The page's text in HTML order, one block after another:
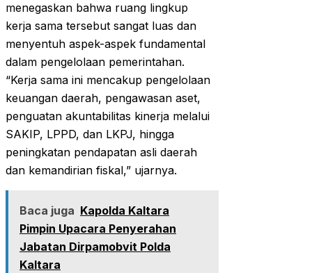
menegaskan bahwa ruang lingkup
kerja sama tersebut sangat luas dan
menyentuh aspek-aspek fundamental
dalam pengelolaan pemerintahan.
“Kerja sama ini mencakup pengelolaan
keuangan daerah, pengawasan aset,
penguatan akuntabilitas kinerja melalui
SAKIP, LPPD, dan LKPJ, hingga
peningkatan pendapatan asli daerah
dan kemandirian fiskal,” ujarnya.
Baca juga Kapolda Kaltara
Pimpin Upacara Penyerahan
Jabatan Dirpamobvit Polda
Kaltara